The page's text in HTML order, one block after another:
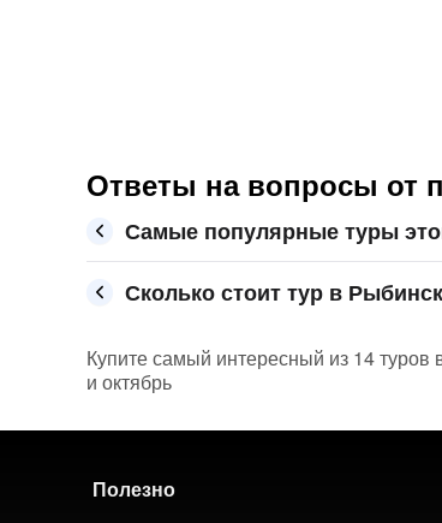
Ответы на вопросы от
Самые популярные туры
Сколько стоит тур в
Купите самый интересный из 14 туров
и октябрь
Полезно